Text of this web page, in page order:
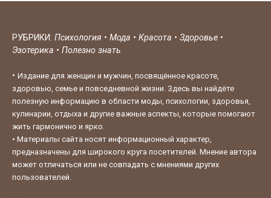
РУБРИКИ: Психология • Мода • Красота • Здоровье •
Эзотерика • Полезно знать
• Издание для женщин и мужчин, посвящённое красоте,
здоровью, семье и повседневной жизни. Здесь вы найдёте
полезную информацию в области моды, психологии, здоровья,
кулинарии, отдыха и другие важные аспекты, которые помогают
жить гармонично и ярко.
• Материалы сайта носят информационный характер,
предназначены для широкого круга посетителей. Мнение автора
может отличаться или не совпадать с мнениями других
пользователей.